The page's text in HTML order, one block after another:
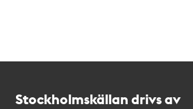
Stockholmskällan drivs av